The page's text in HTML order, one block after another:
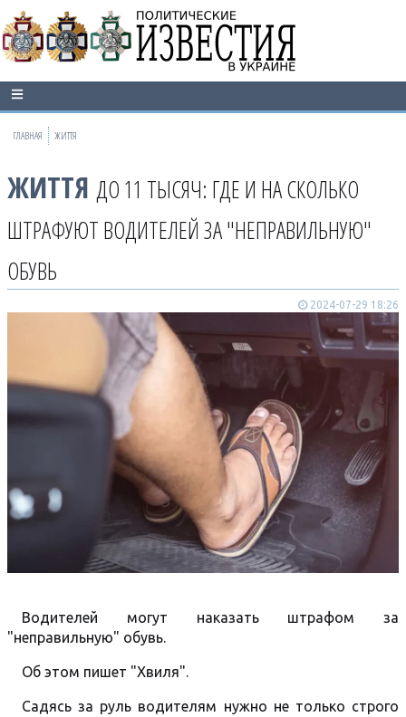
ГЛАВНАЯ ЖИТТЯ
ЖИТТЯ ДО 11 ТЫСЯЧ: ГДЕ И НА СКОЛЬКО
ШТРАФУЮТ ВОДИТЕЛЕЙ ЗА "НЕПРАВИЛЬНУЮ"
ОБУВЬ
2024-07-29 18:26
Водителей могут наказать штрафом за
"неправильную" обувь.
Об этом пишет "Хвиля".
Садясь за руль водителям нужно не только строго